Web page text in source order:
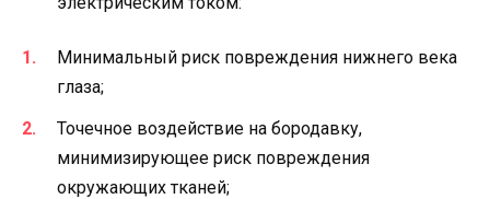
Минимальный риск повреждения нижнего века
глаза;
Точечное воздействие на бородавку,
минимизирующее риск повреждения
окружающих тканей;